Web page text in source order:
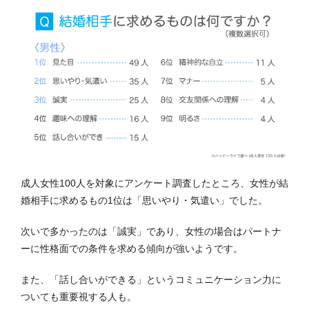
成人女性100人を対象にアンケート調査したところ、女性が結
婚相手に求めるもの1位は「思いやり・気遣い」でした。
次いで多かったのは「誠実」であり、女性の場合はパートナ
ーに性格面での条件を求める傾向が強いようです。
また、「話し合いができる」というコミュニケーション力に
ついても重要視する人も。